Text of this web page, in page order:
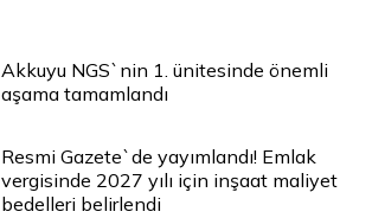
Akkuyu NGS`nin 1. ünitesinde önemli
aşama tamamlandı
Resmi Gazete`de yayımlandı! Emlak
vergisinde 2027 yılı için inşaat maliyet
bedelleri belirlendi